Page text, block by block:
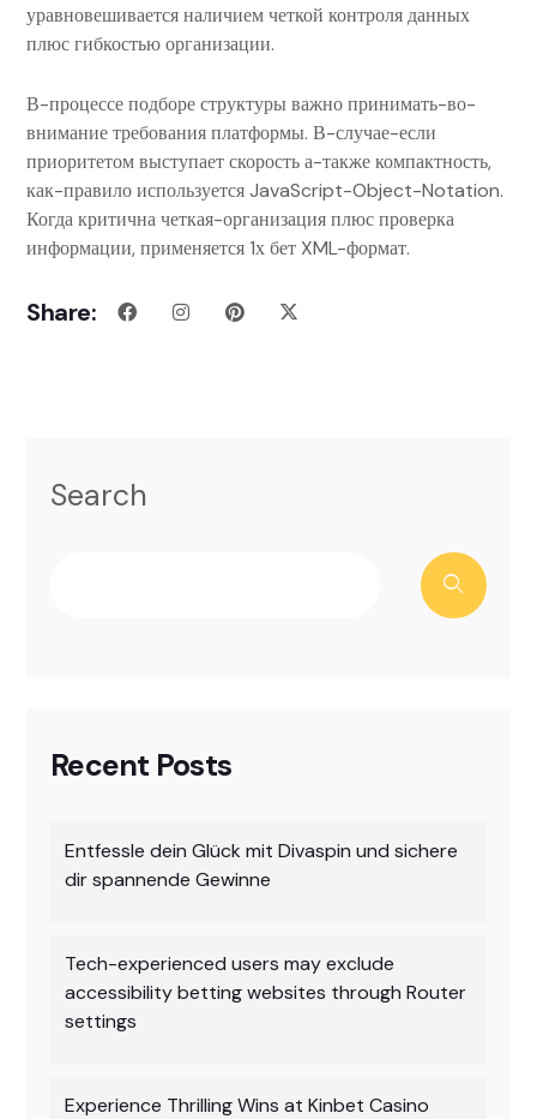
уравновешивается наличием четкой контроля данных
плюс гибкостью организации.
В-процессе подборе структуры важно принимать-во-
внимание требования платформы. В-случае-если
приоритетом выступает скорость а-также компактность,
как-правило используется JavaScript-Object-Notation.
Когда критична четкая-организация плюс проверка
информации, применяется 1х бет XML-формат.
Share:
Search
Recent Posts
Entfessle dein Glück mit Divaspin und sichere
dir spannende Gewinne
Tech-experienced users may exclude
accessibility betting websites through Router
settings
Experience Thrilling Wins at Kinbet Casino